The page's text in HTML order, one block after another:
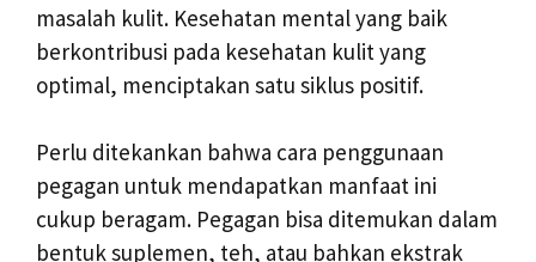
masalah kulit. Kesehatan mental yang baik
berkontribusi pada kesehatan kulit yang
optimal, menciptakan satu siklus positif.
Perlu ditekankan bahwa cara penggunaan
pegagan untuk mendapatkan manfaat ini
cukup beragam. Pegagan bisa ditemukan dalam
bentuk suplemen, teh, atau bahkan ekstrak